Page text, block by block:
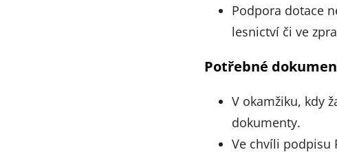
Podpora dotace
lesnictví či ve
Potřebné
V okamžiku, kdy
dokumenty.
Ve chvíli podpisu